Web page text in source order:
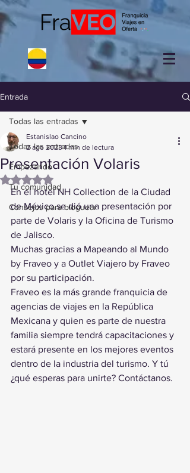
Entrada
Todas las entradas
Empezando
Tu comunidad
Consejos para bloguear
Todas las entradas
Presentación Volaris
Estanislao Cancino
2 ago 2023 1 min de lectura
Obtuvo NaN de 5 estrellas.
En el hotel NH Collection de la Ciudad
de México se dió una presentación por
parte de Volaris y la Oficina de Turismo
de Jalisco.
Muchas gracias a Mapeando al Mundo
by Fraveo y a Outlet Viajero by Fraveo
por su participación.
Fraveo es la más grande franquicia de
agencias de viajes en la República
Mexicana y quien es parte de nuestra
familia siempre tendrá capacitaciones y
estará presente en los mejores eventos
dentro de la industria del turismo. Y tú
¿qué esperas para unirte? Contáctanos.